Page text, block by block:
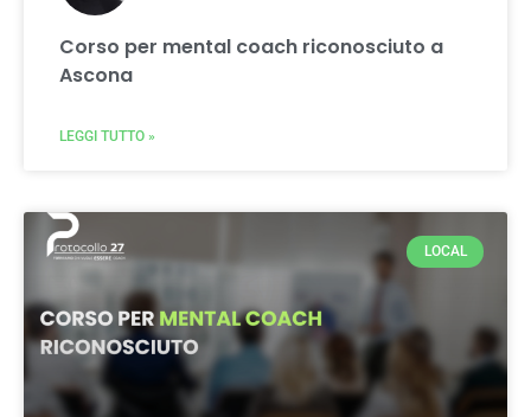
Corso per mental coach riconosciuto a
Ascona
LEGGI TUTTO »
LOCAL